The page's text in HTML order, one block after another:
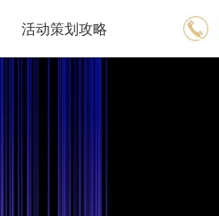
活动策划攻略